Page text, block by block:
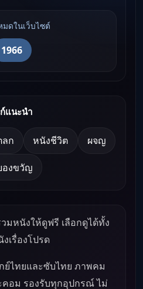
ดในเว็บไซต์
1966
แนะนำ
ลก หนังชีวิต ผจญ
องขวัญ
มหนังให้ดูฟรี เลือกดูได้ทั้ง
เรื่องโปรด
ย์ไทยและซับไทย ภาพคม
อม รองรับทุกอุปกรณ์ ไม่